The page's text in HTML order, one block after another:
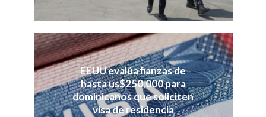
EEUU evalúa fianzas de
hasta us$250,000 para
dominicanos que soliciten
visa de residencia